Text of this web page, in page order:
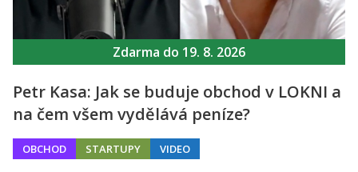
Zdarma do 19. 8. 2026
Petr Kasa: Jak se buduje obchod v LOKNI a
na čem všem vydělává peníze?
OBCHOD STARTUPY VIDEO